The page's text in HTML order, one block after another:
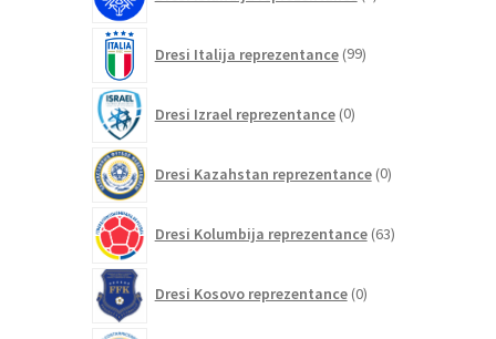
Dresi Italija reprezentance 99izdelkov
Dresi Izrael reprezentance 0izdelkov
Dresi Kazahstan reprezentance 0izdelkov
Dresi Kolumbija reprezentance 63izdelkov
Dresi Kosovo reprezentance 0izdelkov